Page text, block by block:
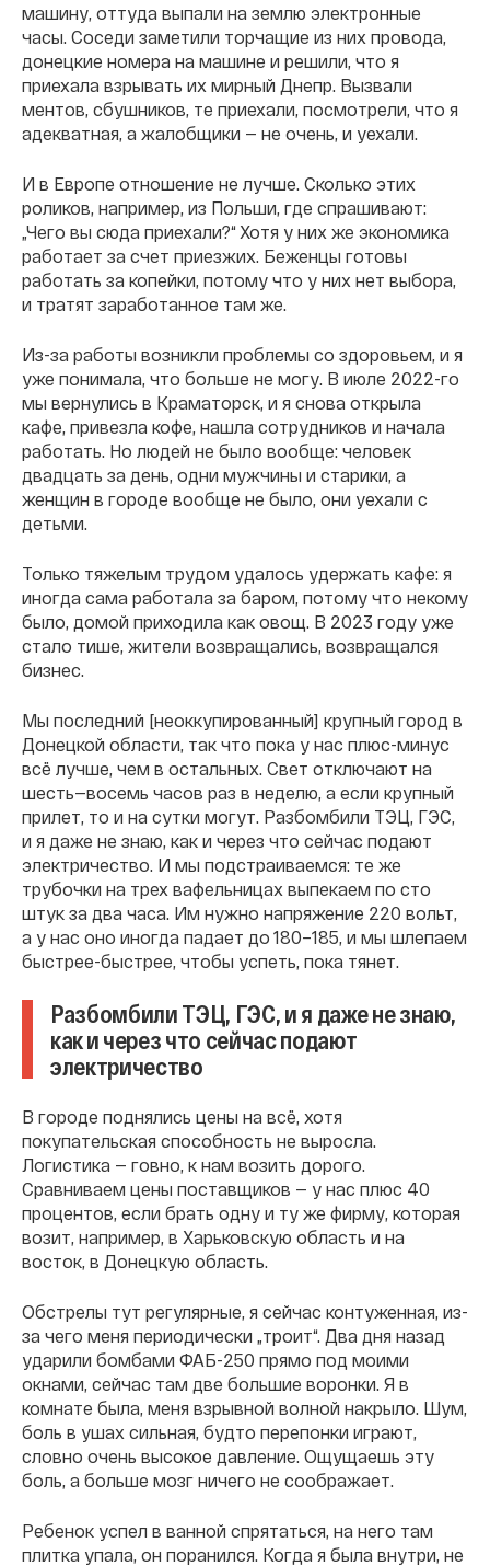
машину, оттуда выпали на землю электронные
часы. Соседи заметили торчащие из них провода,
донецкие номера на машине и решили, что я
приехала взрывать их мирный Днепр. Вызвали
ментов, сбушников, те приехали, посмотрели, что я
адекватная, а жалобщики — не очень, и уехали.
И в Европе отношение не лучше. Сколько этих
роликов, например, из Польши, где спрашивают:
„Чего вы сюда приехали?“ Хотя у них же экономика
работает за счет приезжих. Беженцы готовы
работать за копейки, потому что у них нет выбора,
и тратят заработанное там же.
Из-за работы возникли проблемы со здоровьем, и я
уже понимала, что больше не могу. В июле 2022-го
мы вернулись в Краматорск, и я снова открыла
кафе, привезла кофе, нашла сотрудников и начала
работать. Но людей не было вообще: человек
двадцать за день, одни мужчины и старики, а
женщин в городе вообще не было, они уехали с
детьми.
Только тяжелым трудом удалось удержать кафе: я
иногда сама работала за баром, потому что некому
было, домой приходила как овощ. В 2023 году уже
стало тише, жители возвращались, возвращался
бизнес.
Мы последний [неоккупированный] крупный город в
Донецкой области, так что пока у нас плюс-минус
всë лучше, чем в остальных. Свет отключают на
шесть—восемь часов раз в неделю, а если крупный
прилет, то и на сутки могут. Разбомбили ТЭЦ, ГЭС,
и я даже не знаю, как и через что сейчас подают
электричество. И мы подстраиваемся: те же
трубочки на трех вафельницах выпекаем по сто
штук за два часа. Им нужно напряжение 220 вольт,
а у нас оно иногда падает до 180–185, и мы шлепаем
быстрее-быстрее, чтобы успеть, пока тянет.
Разбомбили ТЭЦ, ГЭС, и я даже не знаю,
как и через что сейчас подают
электричество
В городе поднялись цены на всë, хотя
покупательская способность не выросла.
Логистика — говно, к нам возить дорого.
Сравниваем цены поставщиков — у нас плюс 40
процентов, если брать одну и ту же фирму, которая
возит, например, в Харьковскую область и на
восток, в Донецкую область.
Обстрелы тут регулярные, я сейчас контуженная, из-
за чего меня периодически „троит“. Два дня назад
ударили бомбами ФАБ-250 прямо под моими
окнами, сейчас там две большие воронки. Я в
комнате была, меня взрывной волной накрыло. Шум,
боль в ушах сильная, будто перепонки играют,
словно очень высокое давление. Ощущаешь эту
боль, а больше мозг ничего не соображает.
Ребенок успел в ванной спрятаться, на него там
плитка упала, он поранился. Когда я была внутри, не